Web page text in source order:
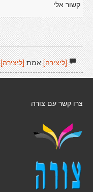
קשור אלי
[ליצירה]אמת [ליצירה]
צרו קשר עם צורה